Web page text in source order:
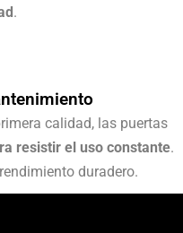
.
calidad, las puertas
resistir el uso constante.
duradero.